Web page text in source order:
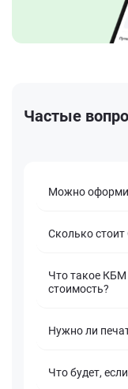
Частые
Можно
Сколько
Что такое КБМ
стоимость?
Нужно ли
Что будет,